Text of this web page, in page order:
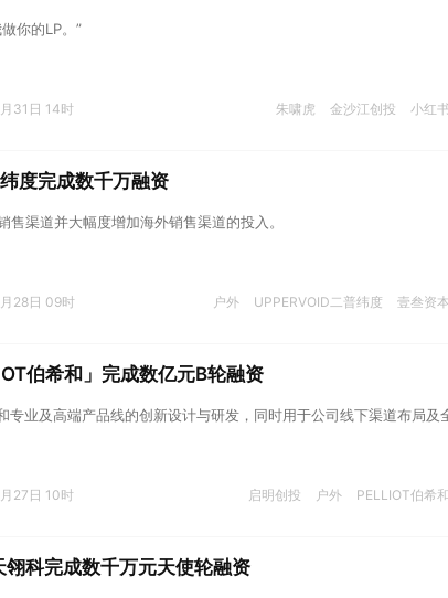
你的LP。”
朱啸虎 金沙江创投 小红书
31日 14时
度完成数千万融资
售渠道并大幅度增加海外销售渠道的投入。
户外 UPPERVOID二普纬度 壹叁资本
28日 09时
伯希和」完成数亿元B轮融资
专业及高端产品线的创新设计与研发，同时用于公司线下渠道布局及
启明创投 户外 PELLIOT伯希和
27日 10时
科完成数千万元天使轮融资